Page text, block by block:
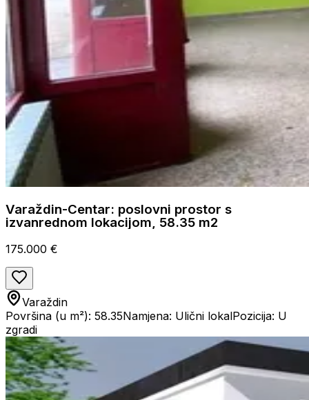
Varaždin-Centar: poslovni prostor s
izvanrednom lokacijom, 58.35 m2
175.000 €
Varaždin
Površina (u m²): 58.35Namjena: Ulični lokalPozicija: U
zgradi